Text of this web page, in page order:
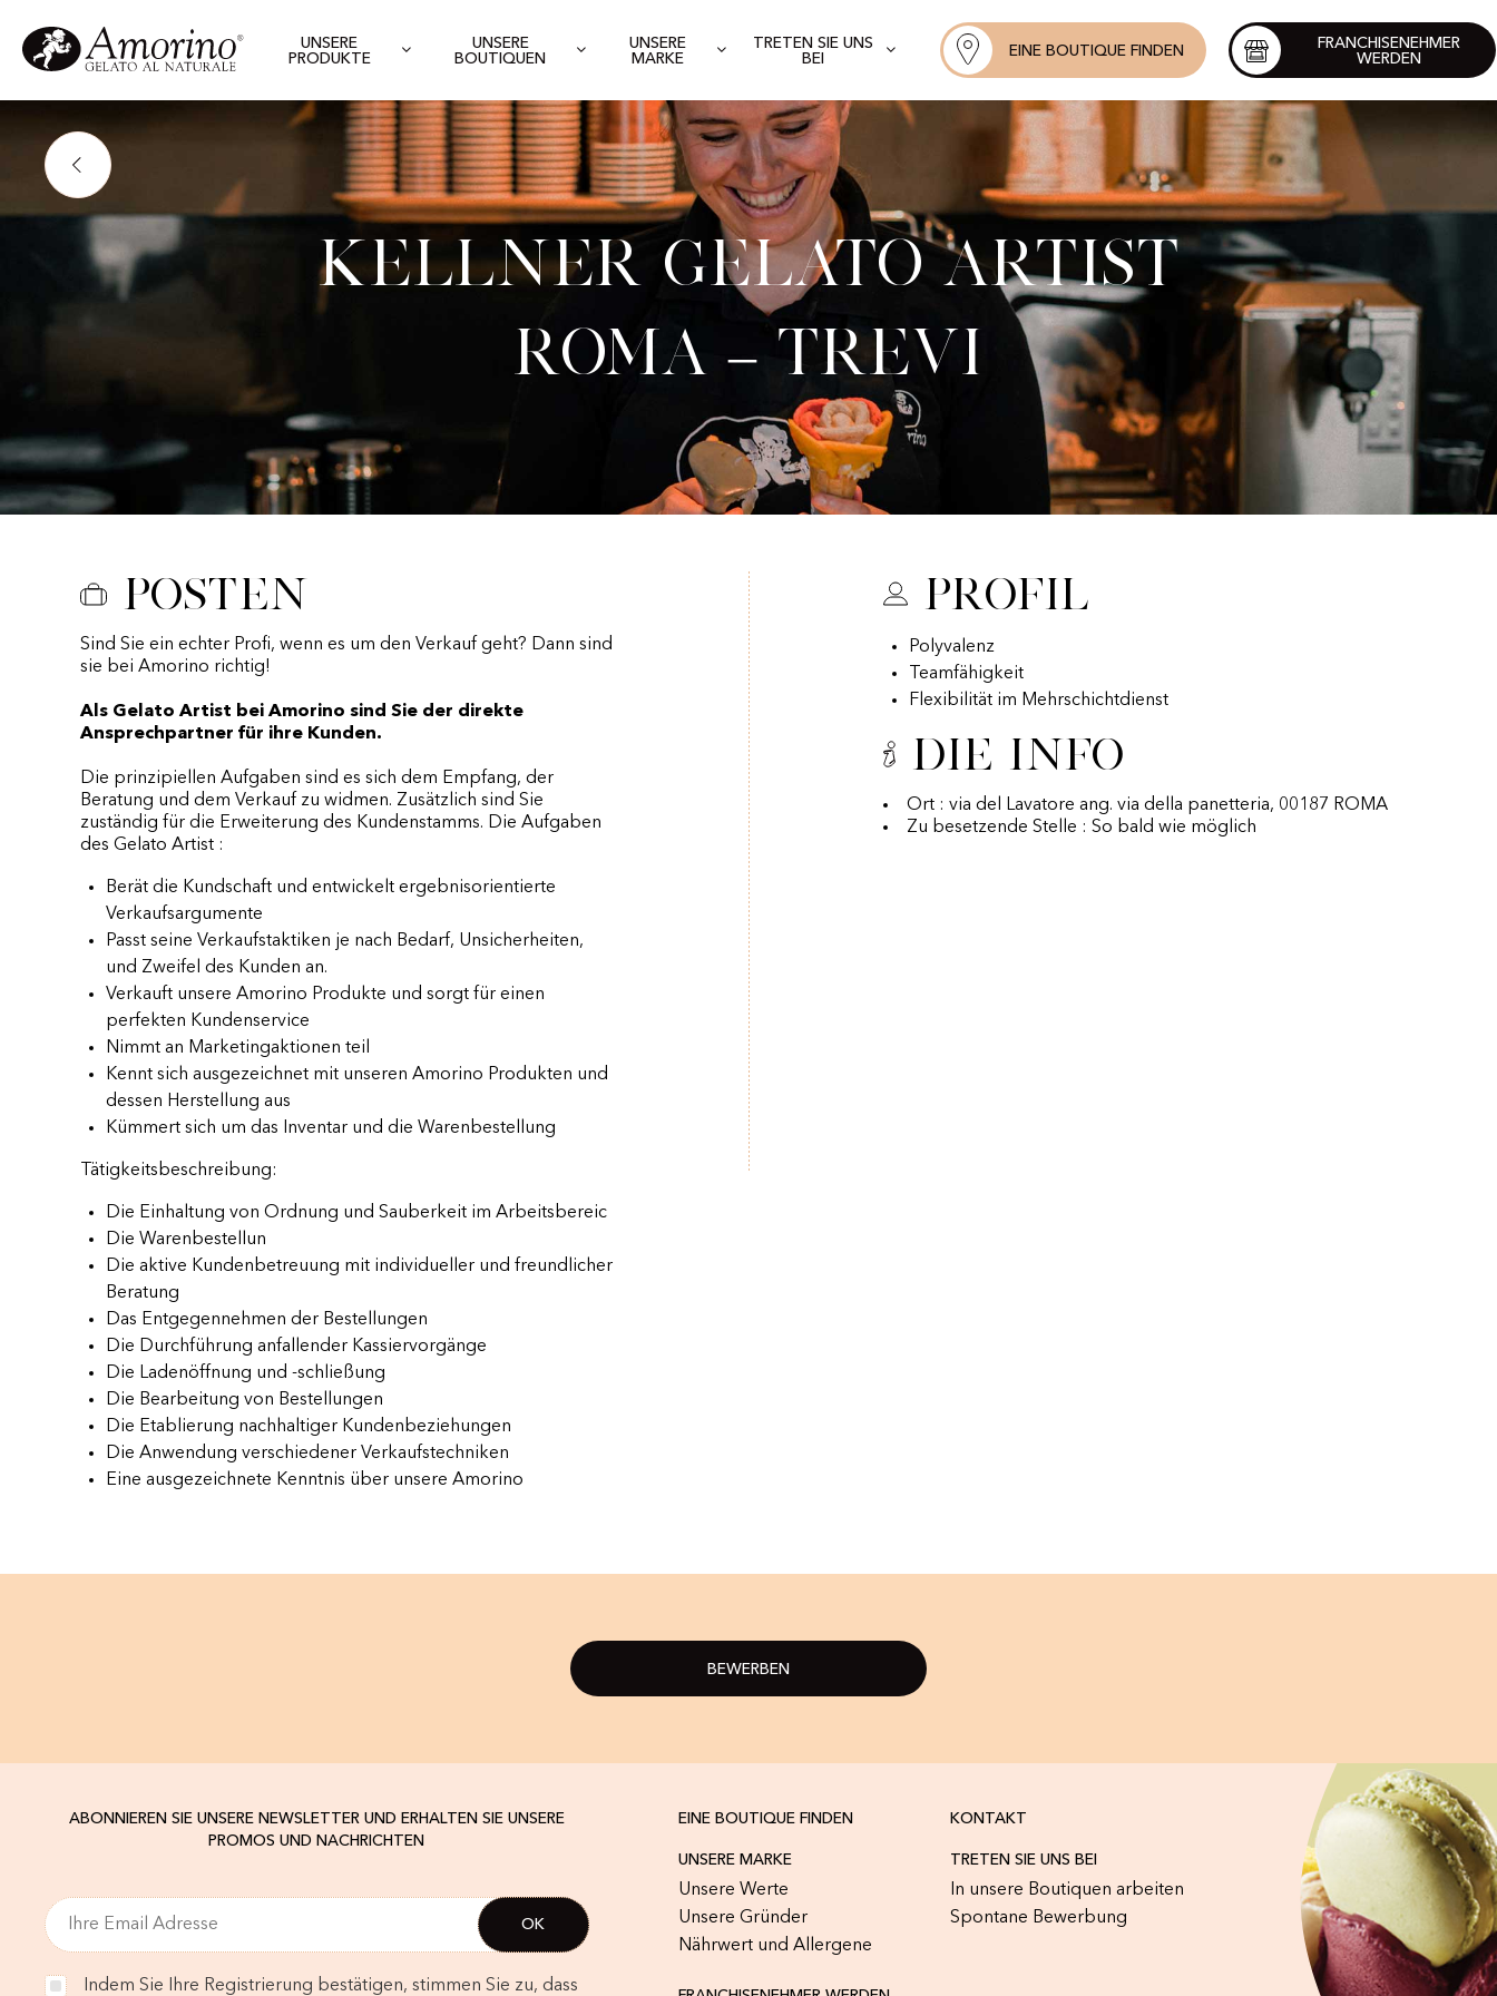
UNSERE
PRODUKTE
UNSERE
BOUTIQUEN
UNSERE
MARKE
TRETEN SIE UNS
BEI
EINE BOUTIQUE FINDEN
FRANCHISENEHMER
WERDEN
Kellner Gelato Artist
Roma – Trevi
Posten
Sind Sie ein echter Profi, wenn es um den Verkauf geht? Dann sind
sie bei Amorino richtig!
Als Gelato Artist bei Amorino sind Sie der direkte
Ansprechpartner für ihre Kunden.
Die prinzipiellen Aufgaben sind es sich dem Empfang, der
Beratung und dem Verkauf zu widmen. Zusätzlich sind Sie
zuständig für die Erweiterung des Kundenstamms. Die Aufgaben
des Gelato Artist :
Berät die Kundschaft und entwickelt ergebnisorientierte
Verkaufsargumente
Passt seine Verkaufstaktiken je nach Bedarf, Unsicherheiten,
und Zweifel des Kunden an.
Verkauft unsere Amorino Produkte und sorgt für einen
perfekten Kundenservice
Nimmt an Marketingaktionen teil
Kennt sich ausgezeichnet mit unseren Amorino Produkten und
dessen Herstellung aus
Kümmert sich um das Inventar und die Warenbestellung
Tätigkeitsbeschreibung:
Die Einhaltung von Ordnung und Sauberkeit im Arbeitsbereic
Die Warenbestellun
Die aktive Kundenbetreuung mit individueller und freundlicher
Beratung
Das Entgegennehmen der Bestellungen
Die Durchführung anfallender Kassiervorgänge
Die Ladenöffnung und -schließung
Die Bearbeitung von Bestellungen
Die Etablierung nachhaltiger Kundenbeziehungen
Die Anwendung verschiedener Verkaufstechniken
Eine ausgezeichnete Kenntnis über unsere Amorino
Profil
Polyvalenz
Teamfähigkeit
Flexibilität im Mehrschichtdienst
Die Info
Ort : via del Lavatore ang. via della panetteria, 00187 ROMA
Zu besetzende Stelle : So bald wie möglich
BEWERBEN
ABONNIEREN SIE UNSERE NEWSLETTER UND ERHALTEN SIE UNSERE
PROMOS UND NACHRICHTEN
Indem Sie Ihre Registrierung bestätigen, stimmen Sie zu, dass
EINE BOUTIQUE FINDEN KONTAKT
UNSERE MARKE
Unsere Werte
Unsere Gründer
Nährwert und Allergene
TRETEN SIE UNS BEI
In unsere Boutiquen arbeiten
Spontane Bewerbung